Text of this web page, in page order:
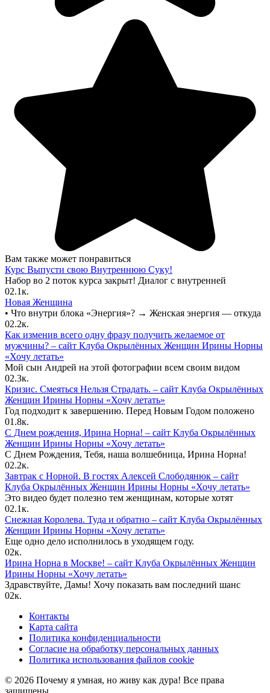
Вам также может понравиться
Курс Выпусти свою Внутреннюю Суку!
Набор во 2 поток курса закрыт! Диалог с внутренней
02.1к.
Новая Женщина
• Что внутри блока «Энергия»? → Женская энергия — откуда
02.2к.
Как изменив всего одну фразу получить желаемое от
мужчины? – сайт Клуба Окрылённых Женщин Ирины Норны
«Хочу летать»
Мой сын Андрей на этой фотографии всем своим видом
02.3к.
Кризис. Смеяться Нельзя Страдать. – сайт Клуба Окрылённых
Женщин Ирины Норны «Хочу летать»
Год подходит к завершению. Перед Новым Годом положено
01.8к.
С Днем рождения, Ирина Норна! – сайт Клуба Окрылённых
Женщин Ирины Норны «Хочу летать»
С Днем Рождения, Тебя, наша волшебница, Ирина Норна!
02.2к.
Завтрак с Норной. В гостях Алексей Слободянюк – сайт
Клуба Окрылённых Женщин Ирины Норны «Хочу летать»
Это видео будет полезно тем женщинам, которые хотят
02.1к.
Снежная Королева. Туда и обратно – сайт Клуба Окрылённых
Женщин Ирины Норны «Хочу летать»
Еще одно дело исполнилось в уходящем году.
02к.
Ирина Норна в Москве! – сайт Клуба Окрылённых Женщин
Ирины Норны «Хочу летать»
Здравствуйте, Дамы! Хочу показать вам последний шанс
02к.
Контакты
Карта сайта
Политика конфиденциальности
Согласие на обработку персональных данных
Политика использования файлов cookie
© 2026 Почему я умная, но живу как дура! Все права